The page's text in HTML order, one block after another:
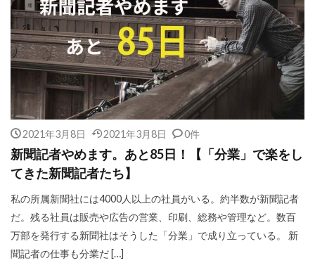
2021年3月8日 2021年3月8日 0件
新聞記者やめます。あと85日！【「分業」で楽をし
てきた新聞記者たち】
私の所属新聞社には4000人以上の社員がいる。約半数が新聞記者
だ。残る社員は販売や広告の営業、印刷、総務や管理など。数百
万部を発行する新聞社はそうした「分業」で成り立っている。 新
聞記者の仕事も分業だ […]